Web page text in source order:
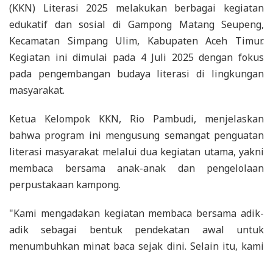
(KKN) Literasi 2025 melakukan berbagai kegiatan
edukatif dan sosial di Gampong Matang Seupeng,
Kecamatan Simpang Ulim, Kabupaten Aceh Timur.
Kegiatan ini dimulai pada 4 Juli 2025 dengan fokus
pada pengembangan budaya literasi di lingkungan
masyarakat.
Ketua Kelompok KKN, Rio Pambudi, menjelaskan
bahwa program ini mengusung semangat penguatan
literasi masyarakat melalui dua kegiatan utama, yakni
membaca bersama anak-anak dan pengelolaan
perpustakaan kampong.
"Kami mengadakan kegiatan membaca bersama adik-
adik sebagai bentuk pendekatan awal untuk
menumbuhkan minat baca sejak dini. Selain itu, kami